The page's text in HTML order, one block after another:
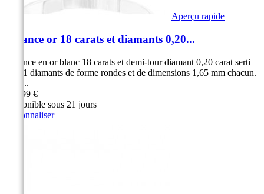
Aperçu rapide
Alliance or 18 carats et diamants 0,20...
Alliance en or blanc 18 carats et demi-tour diamant 0,20 carat serti
rail 11 diamants de forme rondes et de dimensions 1,65 mm chacun.
Serti...
999,99 €
Disponible sous 21 jours
Personnaliser